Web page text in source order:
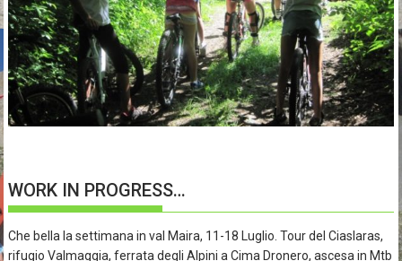
WORK IN PROGRESS…
Che bella la settimana in val Maira, 11-18 Luglio. Tour del Ciaslaras,
rifugio Valmaggia, ferrata degli Alpini a Cima Dronero, ascesa in Mtb